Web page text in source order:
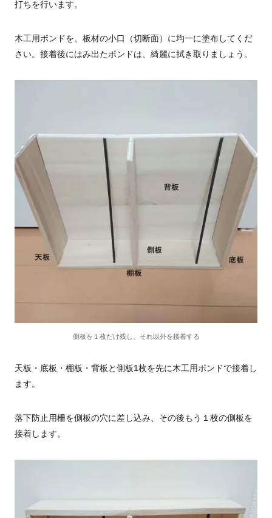
打ちを行います。
木工用ボンドを、板材の小口（切断面）に均一に塗布してくだ
さい。接着後にはみ出たボンドは、綺麗に拭き取りましょう。
側板を１枚だけ残し、それ以外を接着する
天板・底板・棚板・背板と側板1枚を先に木工用ボンドで接着し
ます。
落下防止用柵を側板の穴に差し込み、その後もう１枚の側板を
接着します。